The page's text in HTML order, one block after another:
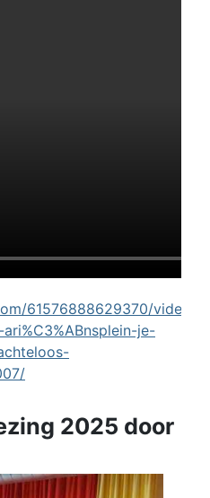
61576888629370/videos/
je-
2025 door